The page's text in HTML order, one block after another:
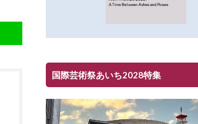
国際芸術祭あいち2028特集